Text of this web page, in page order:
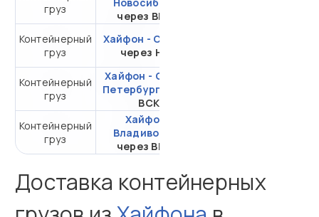
груз
через ВМКТ
Контейнерный
груз
Хайфон - Самара
через НЛЭ
Контейнерный
груз
Хайфон - Санкт-
Петербург
ВСК
Контейнерный
груз
Хайфон -
Владивосток
через ВМТП
Доставка контейнерных